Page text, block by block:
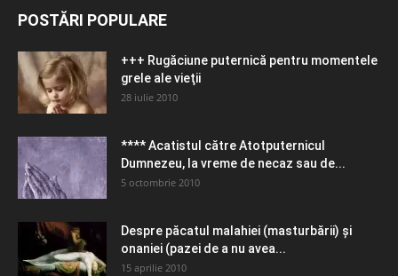
POSTĂRI POPULARE
+++ Rugăciune puternică pentru momentele
grele ale vieţii
28 iulie 2010
**** Acatistul către Atotputernicul
Dumnezeu, la vreme de necaz sau de...
5 octombrie 2010
Despre păcatul malahiei (masturbării) şi
onaniei (pazei de a nu avea...
15 aprilie 2010